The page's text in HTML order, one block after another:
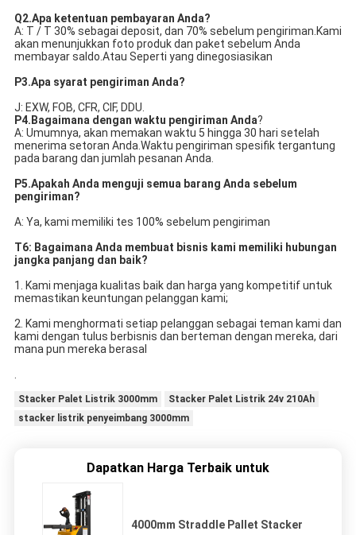
Q2.Apa ketentuan pembayaran Anda?
A: T / T 30% sebagai deposit, dan 70% sebelum pengiriman.Kami
akan menunjukkan foto produk dan paket sebelum Anda
membayar saldo.Atau Seperti yang dinegosiasikan
P3.Apa syarat pengiriman Anda?
J: EXW, FOB, CFR, CIF, DDU.
P4.Bagaimana dengan waktu pengiriman Anda?
A: Umumnya, akan memakan waktu 5 hingga 30 hari setelah
menerima setoran Anda.Waktu pengiriman spesifik tergantung
pada barang dan jumlah pesanan Anda.
P5.Apakah Anda menguji semua barang Anda sebelum
pengiriman?
A: Ya, kami memiliki tes 100% sebelum pengiriman
T6: Bagaimana Anda membuat bisnis kami memiliki hubungan
jangka panjang dan baik?
1. Kami menjaga kualitas baik dan harga yang kompetitif untuk
memastikan keuntungan pelanggan kami;
2. Kami menghormati setiap pelanggan sebagai teman kami dan
kami dengan tulus berbisnis dan berteman dengan mereka, dari
mana pun mereka berasal
Stacker Palet Listrik 3000mm
Stacker Palet Listrik 24v 210Ah
stacker listrik penyeimbang 3000mm
Dapatkan Harga Terbaik untuk
4000mm Straddle Pallet Stacker